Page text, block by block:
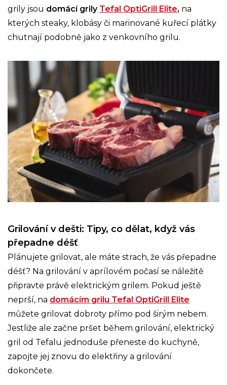
grily jsou domácí grily Tefal OptiGrill Elite, na
kterých steaky, klobásy či marinované kuřecí plátky
chutnají podobně jako z venkovního grilu.
Grilování v dešti: Tipy, co dělat, když vás
přepadne déšť
Plánujete grilovat, ale máte strach, že vás přepadne
déšť? Na grilování v aprílovém počasí se náležitě
připravte právě elektrickým grilem. Pokud ještě
neprší, na domácím grilu Tefal OptiGrill Elite
můžete grilovat dobroty přímo pod širým nebem.
Jestliže ale začne pršet během grilování, elektrický
gril od Tefalu jednoduše přeneste do kuchyně,
zapojte jej znovu do elektřiny a grilování
dokončete.